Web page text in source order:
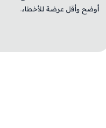
أوضح وأقل عرضة للأخطاء.